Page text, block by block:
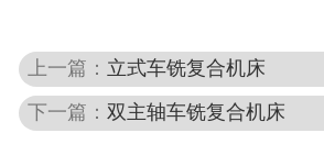
上一篇： 立式车铣复合机床
下一篇：双主轴车铣复合机床